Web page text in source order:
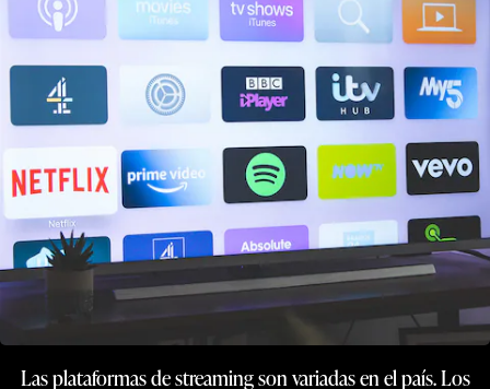
Las plataformas de streaming son variadas en el país. Los